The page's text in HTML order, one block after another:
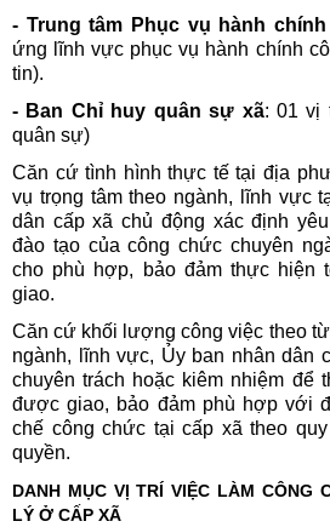
- Trung tâm Phục vụ hành
ứng lĩnh vực phục vụ hành chính
tin).
- Ban Chỉ huy quân sự xã: 01 vị
quân sự)
Căn cứ tình hình thực tế tại địa
vụ trọng tâm theo ngành, lĩnh vực
dân cấp xã chủ động xác định
đào tạo của công chức chuyên
cho phù hợp, bảo đảm thực hiện
giao.
Căn cứ khối lượng công việc theo
ngành, lĩnh vực, Ủy ban nhân dân
chuyên trách hoặc kiêm nhiệm để
được giao, bảo đảm phù hợp với
chế công chức tại cấp xã theo
quyền.
DANH MỤC VỊ TRÍ VIỆC LÀM CÔNG
LÝ Ở CẤP XÃ